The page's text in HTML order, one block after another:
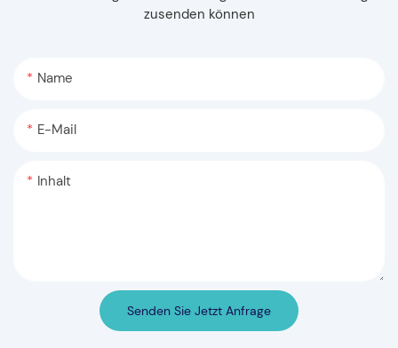
zusenden können
Name
E-Mail
Inhalt
Senden Sie Jetzt Anfrage